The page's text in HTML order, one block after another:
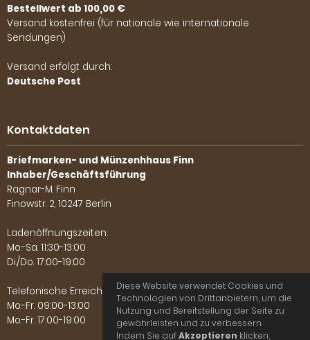
Bestellwert ab 100,00 €
Versand kostenfrei (für nationale wie internationale
Sendungen)
Versand erfolgt durch:
Deutsche Post
Kontaktdaten
Briefmarken- und Münzenhhaus Finn
Inhaber/Geschäftsführung
Ragnar-M. Finn
Finowstr. 2, 10247 Berlin
Ladenöffnungszeiten:
Mo.-Sa. 11:30-13:00
Di./Do. 17:00-19:00
Telefonische Erreichbarkeit:
Mo.-Fr. 09:00-13:00
Mo.-Fr. 17:00-19:00
Diese Website verwendet Cookies und
Technologien von Drittanbietern, um die
Nutzung und Bereitstellung der Seite zu
gewährleisten und zu verbessern.
Indem Sie aufAkzeptieren klicken,